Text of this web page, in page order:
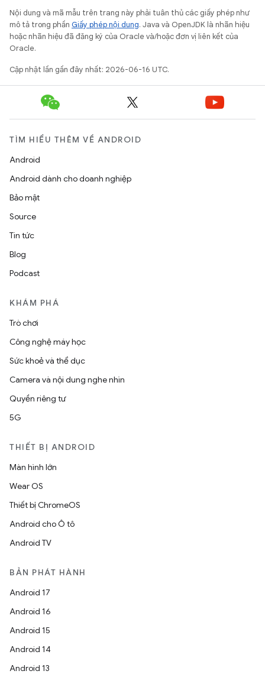
Nội dung và mã mẫu trên trang này phải tuân thủ các giấy phép như
mô tả trong phần Giấy phép nội dung. Java và OpenJDK là nhãn hiệu
hoặc nhãn hiệu đã đăng ký của Oracle và/hoặc đơn vị liên kết của
Oracle.
Cập nhật lần gần đây nhất: 2026-06-16 UTC.
TÌM HIỂU THÊM VỀ ANDROID
Android
Android dành cho doanh nghiệp
Bảo mật
Source
Tin tức
Blog
Podcast
KHÁM PHÁ
Trò chơi
Công nghệ máy học
Sức khoẻ và thể dục
Camera và nội dung nghe nhìn
Quyền riêng tư
5G
THIẾT BỊ ANDROID
Màn hình lớn
Wear OS
Thiết bị ChromeOS
Android cho Ô tô
Android TV
BẢN PHÁT HÀNH
Android 17
Android 16
Android 15
Android 14
Android 13